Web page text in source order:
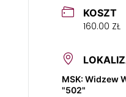
KOSZT
160.00 ZŁ
MSK: Widzew
"502"